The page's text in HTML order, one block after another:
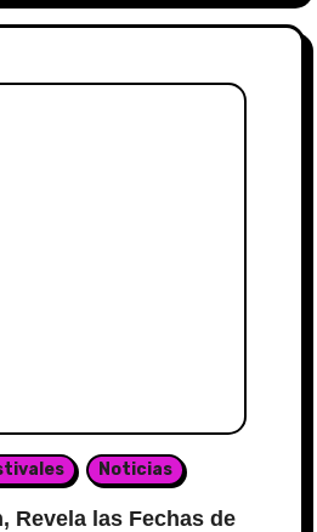
Noticias
Revela las Fechas de